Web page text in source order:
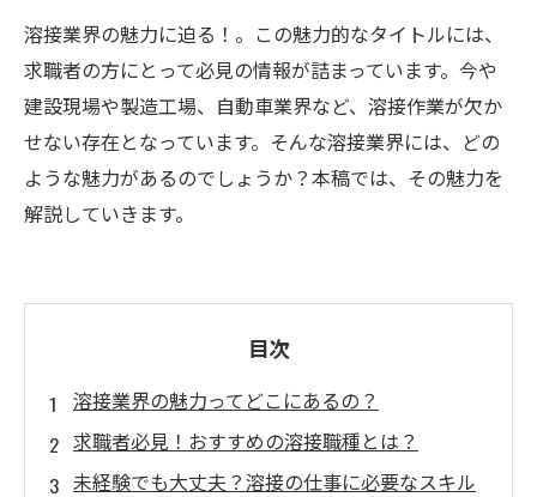
溶接業界の魅力に迫る！。この魅力的なタイトルには、
求職者の方にとって必見の情報が詰まっています。今や
建設現場や製造工場、自動車業界など、溶接作業が欠か
せない存在となっています。そんな溶接業界には、どの
ような魅力があるのでしょうか？本稿では、その魅力を
解説していきます。
目次
溶接業界の魅力ってどこにあるの？
求職者必見！おすすめの溶接職種とは？
未経験でも大丈夫？溶接の仕事に必要なスキル